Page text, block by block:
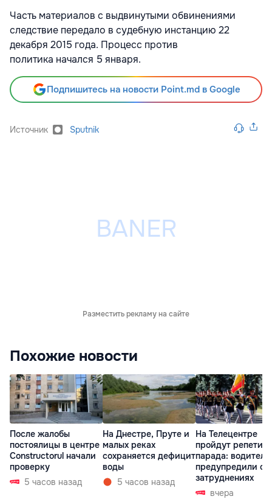
Часть материалов с выдвинутыми обвинениями
следствие передало в судебную инстанцию 22
декабря 2015 года. Процесс против
политика начался 5 января.
Подпишитесь на новости Point.md в Google
Источник Sputnik
Разместить рекламу на сайте
Похожие новости
После жалобы
постоялицы в центре
Constructorul начали
проверку
5 часов назад
На Днестре, Пруте и
малых реках
сохраняется дефицит
воды
5 часов назад
На Телецентре
пройдут
парада:
предупредили о
затруднениях
вчера